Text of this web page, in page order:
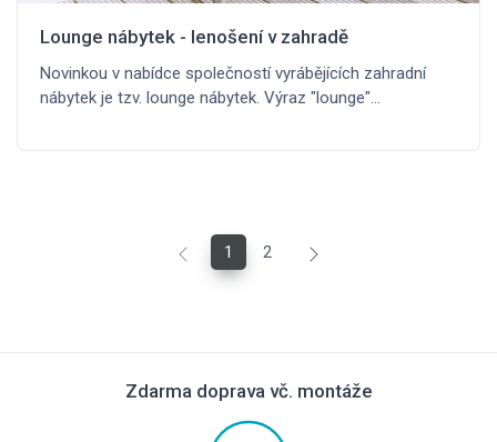
Lounge nábytek - lenošení v zahradě
Novinkou v nabídce společností vyrábějících zahradní
nábytek je tzv. lounge nábytek. Výraz "lounge"…
1 2
Zdarma doprava vč. montáže